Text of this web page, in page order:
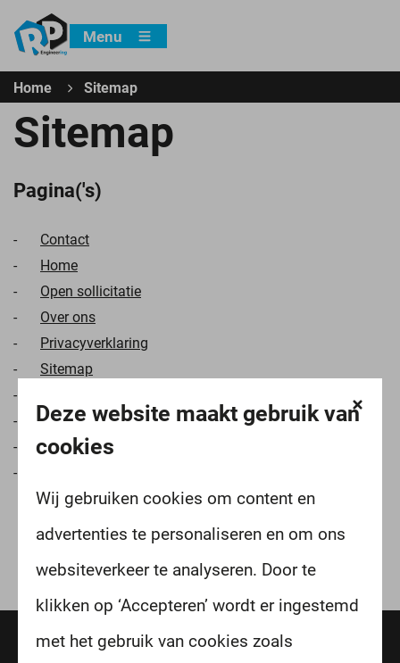
Menu
Home Sitemap
Sitemap
Pagina('s)
Contact
Home
Open sollicitatie
Over ons
Privacyverklaring
Sitemap
Voor kandidaten
Voor opdrachtgevers
Open sollicitatie
Deze website maakt gebruik van
cookies
Wij gebruiken cookies om content en
advertenties te personaliseren en om ons
websiteverkeer te analyseren. Door te
klikken op ‘Accepteren’ wordt er ingestemd
met het gebruik van cookies zoals